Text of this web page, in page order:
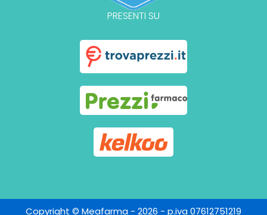
PRESENTI SU
Copyright © Meafarma - 2026 - p.iva 07612751219